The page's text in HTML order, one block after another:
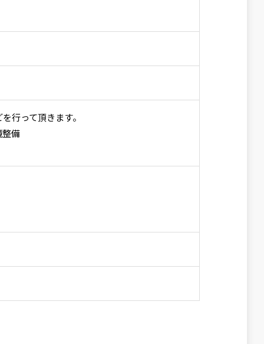
行って頂きます。
整備